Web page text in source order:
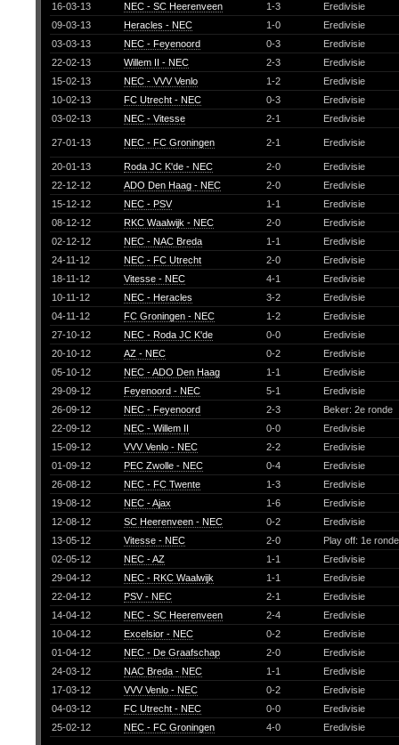
16-03-13 NEC - SC Heerenveen 1-3
Eredivisie
09-03-13
Heracles - NEC 1-0
Eredivisie
03-03-13
NEC - Feyenoord 0-3
Eredivisie
22-02-13
Willem II - NEC 2-3
Eredivisie
15-02-13
NEC - VVV Venlo 1-2
Eredivisie
10-02-13
FC Utrecht - NEC 0-3
Eredivisie
03-02-13
NEC - Vitesse 2-1 Eredivisie
27-01-13 NEC - FC Groningen 2-1 Eredivisie
20-01-13 Roda JC K'de - NEC 2-0
Eredivisie
22-12-12
ADO Den Haag - NEC 2-0
Eredivisie
15-12-12
NEC - PSV 1-1
Eredivisie
08-12-12
RKC Waalwijk - NEC 2-0
Eredivisie
02-12-12
NEC - NAC Breda 1-1
Eredivisie
24-11-12
NEC - FC Utrecht 2-0
Eredivisie
18-11-12
Vitesse - NEC 4-1
Eredivisie
10-11-12
NEC - Heracles 3-2
Eredivisie
04-11-12
FC Groningen - NEC 1-2
Eredivisie
27-10-12
NEC - Roda JC K'de 0-0
Eredivisie
20-10-12
AZ - NEC 0-2
Eredivisie
05-10-12
NEC - ADO Den Haag 1-1
Eredivisie
29-09-12
Feyenoord - NEC 5-1
Eredivisie
26-09-12
NEC - Feyenoord 2-3
Beker: 2e ronde
22-09-12
NEC - Willem II 0-0
Eredivisie
15-09-12
VVV Venlo - NEC 2-2
Eredivisie
01-09-12
PEC Zwolle - NEC 0-4
Eredivisie
26-08-12
NEC - FC Twente 1-3
Eredivisie
19-08-12
NEC - Ajax 1-6
Eredivisie
12-08-12
SC Heerenveen - NEC 0-2
Eredivisie
13-05-12
Vitesse - NEC 2-0
Play off: 1e
02-05-12
NEC - AZ 1-1
Eredivisie
29-04-12
NEC - RKC Waalwijk 1-1
Eredivisie
22-04-12
PSV - NEC 2-1
Eredivisie
14-04-12
NEC - SC Heerenveen 2-4
Eredivisie
10-04-12
Excelsior - NEC 0-2
Eredivisie
01-04-12
NEC - De Graafschap 2-0
Eredivisie
24-03-12
NAC Breda - NEC 1-1
Eredivisie
17-03-12
VVV Venlo - NEC 0-2
Eredivisie
04-03-12
FC Utrecht - NEC 0-0
Eredivisie
25-02-12
NEC - FC Groningen 4-0 Eredivisie